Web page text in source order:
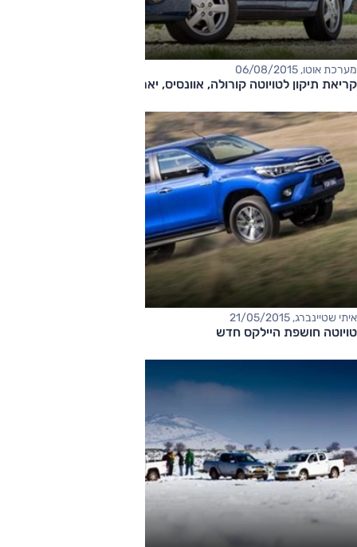
מערכת אוטו, 06/08/2015
קריאת תיקון לטויוטה קורולה, אוונסיס, יאריס והיילקס
איתי שטיינברג, 21/05/2015
טויוטה חושפת היילקס חדש